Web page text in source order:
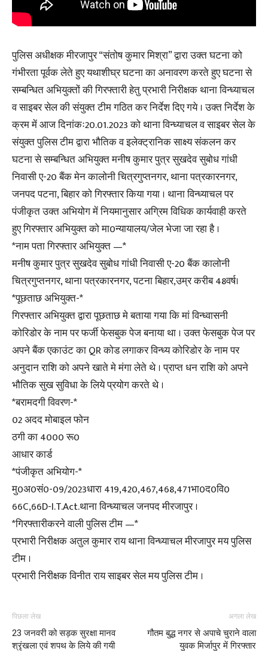
पुलिस अधीक्षक मीरजापुर “संतोष कुमार मिश्रा” द्वारा उक्त घटना को
गंभीरता पूर्वक लेते हुए यथाशीघ्र घटना का अनावरण करते हुए घटना से
सम्बन्धित अभियुक्तों की गिरफ्तारी हेतु प्रभारी निरीक्षक थाना विन्ध्याचल
व साइबर सेल की संयुक्त टीम गठित कर निर्देश दिए गये । उक्त निर्देश के
क्रम में आज दिनांकः20.01.2023 को थाना विन्ध्याचल व साइबर सेल के
संयुक्त पुलिस टीम द्वारा भौतिक व इलेक्ट्रानिक साक्ष्य संकलन कर
घटना से सम्बन्धित अभियुक्त मनीष कुमार पुत्र सुखदेव सुबोध गांधी
निवासी ए-20 बैंक मेन कालोनी चित्रगुप्तनगर, थाना पत्रकारनगर,
जनपद पटना, बिहार को गिरफ्तार किया गया । थाना विन्ध्याचल पर
पंजीकृत उक्त अभियोग में नियमानुसार अग्रिम विधिक कार्यवाही करते
हुए गिरफ्तार अभियुक्त को मा0न्यायालय/जेल भेजा जा रहा है ।
*नाम पता गिरफ्तार अभियुक्त —*
मनीष कुमार पुत्र सुखदेव सुबोध गांधी निवासी ए-20 बैंक कालोनी
चित्रगुप्तनगर, थाना पत्रकारनगर, पटना बिहार,उम्र करीब 48वर्ष।
*पूछताछ अभियुक्त-*
गिरफ्तार अभियुक्त द्वारा पूछताछ मे बताया गया कि मां विन्ध्वासनी
कोरिडोर के नाम पर फर्जी फेसबुक पेज बनाया था । उक्त फेसबुक पेज पर
अपने बैंक एकाउंट का QR कोड लगाकर विन्ध्य कोरिडोर के नाम पर
अनुदान राशि को अपने खाते मे मंगा लेते थे । प्राप्त धन राशि को अपने
भौतिक सुख सुविधा के लिये प्रयोग करते थे ।
*बरामदगी विवरण-*
02 अदद मोबाइल फोन
ठगी का 4000 रू0
आधार कार्ड
*पंजीकृत अभियोग-*
मु0अ0सं0-09/2023धारा 419,420,467,468,471भा0द0वि0
66C,66D-I.T.Act.थाना विन्ध्याचल जनपद मीरजापुर ।
*गिरफ्तारीकरने वाली पुलिस टीम —*
प्रभारी निरीक्षक अतुल कुमार राय थाना विन्ध्याचल मीरजापुर मय पुलिस
टीम ।
प्रभारी निरीक्षक विनीत राय साइबर सेल मय पुलिस टीम ।
पिछला लेख
23 जनवरी को सड़क सुरक्षा मानव
श्रृंखला एवं शपथ के लिये की गयी
अगला लेख
गौतम बुद्ध नगर से अपाचे चुराने वाला
युवक मिर्जापुर में गिरफ्तार